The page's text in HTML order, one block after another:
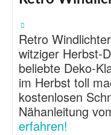
Retro
witziger Herbst-
beliebte Deko-
im Herbst toll
kostenlosen
Nähanleitung
erfahren!